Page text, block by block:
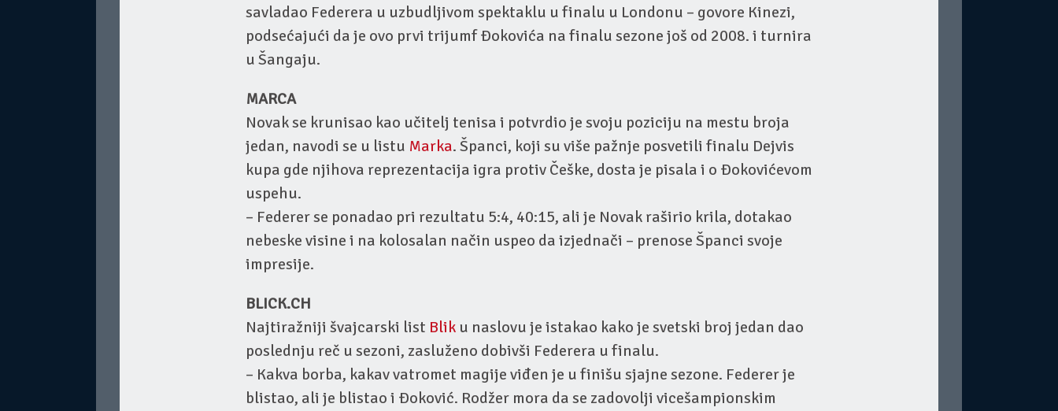
savladao Federera u uzbudljivom spektaklu u finalu u Londonu – govore Kinezi,
podsećajući da je ovo prvi trijumf Đokovića na finalu sezone još od 2008. i turnira
u Šangaju.
MARCA
Novak se krunisao kao učitelj tenisa i potvrdio je svoju poziciju na mestu broja
jedan, navodi se u listu Marka. Španci, koji su više pažnje posvetili finalu Dejvis
kupa gde njihova reprezentacija igra protiv Češke, dosta je pisala i o Đokovićevom
uspehu.
– Federer se ponadao pri rezultatu 5:4, 40:15, ali je Novak raširio krila, dotakao
nebeske visine i na kolosalan način uspeo da izjednači – prenose Španci svoje
impresije.
BLICK.CH
Najtiražniji švajcarski list Blik u naslovu je istakao kako je svetski broj jedan dao
poslednju reč u sezoni, zasluženo dobivši Federera u finalu.
– Kakva borba, kakav vatromet magije viđen je u finišu sjajne sezone. Federer je
blistao, ali je blistao i Đoković. Rodžer mora da se zadovolji vicešampionskim